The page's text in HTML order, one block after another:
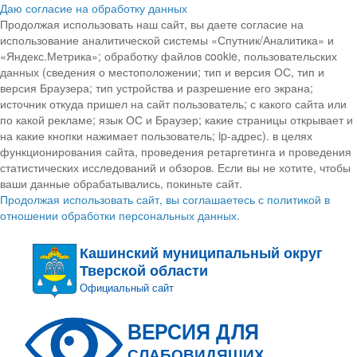
Даю согласие на обработку данных
Продолжая использовать наш сайт, вы даете согласие на
использование аналитической системы «Спутник/Аналитика» и
«Яндекс.Метрика»; обработку файлов cookie, пользовательских
данных (сведения о местоположении; тип и версия ОС, тип и
версия Браузера; тип устройства и разрешение его экрана;
источник откуда пришел на сайт пользователь; с какого сайта или
по какой рекламе; язык ОС и Браузер; какие страницы открывает и
на какие кнопки нажимает пользователь; ip-адрес). в целях
функционирования сайта, проведения ретаргетинга и проведения
статистических исследований и обзоров. Если вы не хотите, чтобы
ваши данные обрабатывались, покиньте сайт.
Продолжая использовать сайт, вы соглашаетесь с политикой в
отношении обработки персональных данных.